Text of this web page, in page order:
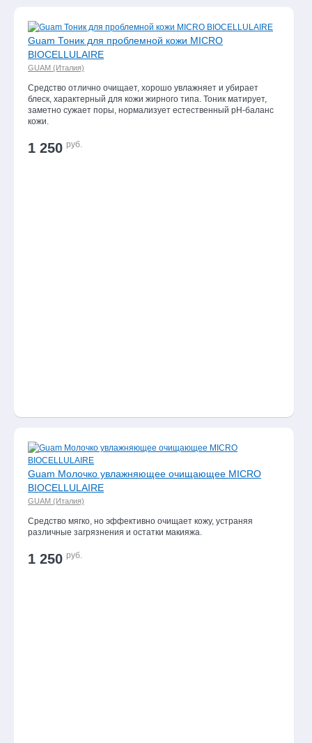
Guam Тоник для проблемной кожи MICRO
BIOCELLULAIRE
GUAM (Италия)
Средство отлично очищает, хорошо увлажняет и убирает
блеск, характерный для кожи жирного типа. Тоник матирует,
заметно сужает поры, нормализует естественный рН-баланс
кожи.
1 250 руб.
Guam Молочко увлажняющее очищающее MICRO
BIOCELLULAIRE
GUAM (Италия)
Средство мягко, но эффективно очищает кожу, устраняя
различные загрязнения и остатки макияжа.
1 250 руб.